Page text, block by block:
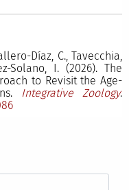
Díaz, C., Tavecchia,
Solano, I. (2026). The
to Revisit the Age-
Integrative Zoology.